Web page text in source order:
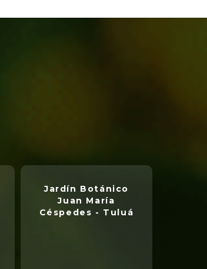
Jardín Botánico
Juan María
Céspedes - Tuluá